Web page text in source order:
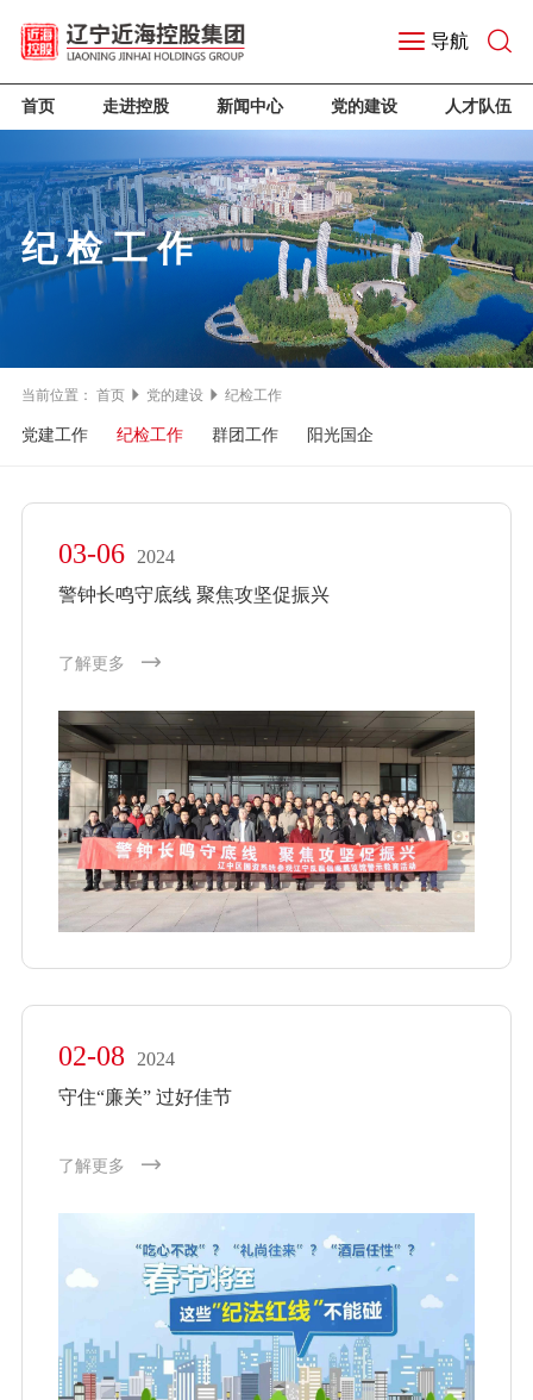
导航
首页 走进控股 新闻中心 党的建设 人才队伍
纪检工作
当前位置： 首页 党的建设 纪检工作
党建工作 纪检工作 群团工作 阳光国企
03-06
2024
警钟长鸣守底线 聚焦攻坚促振兴
了解更多
02-08
2024
守住“廉关” 过好佳节
了解更多